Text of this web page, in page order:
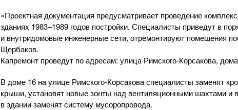
«Проектная документация предусматривает проведение
зданиях 1983–1989 годов постройки. Специалисты приведут в
и внутридомовые инженерные сети, отремонтируют помещения
Щербаков.
Капремонт проведут по адресам: улица Римского-Корсакова,
В доме 16 на улице Римского-Корсакова специалисты заменят
крыши, установят новые зонты над вентиляционными шахтами и
в здании заменят систему мусоропровода.